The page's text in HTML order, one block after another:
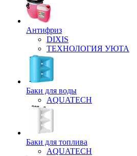
Антифриз
DIXIS
ТЕХНОЛОГИЯ УЮТА
Баки для воды
AQUATECH
Баки для топлива
AQUATECH